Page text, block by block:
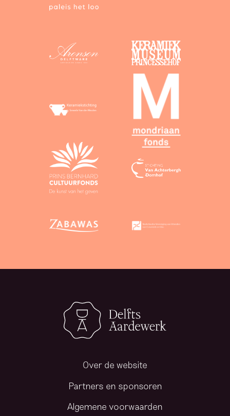
Over de website
Partners en sponsoren
Algemene voorwaarden